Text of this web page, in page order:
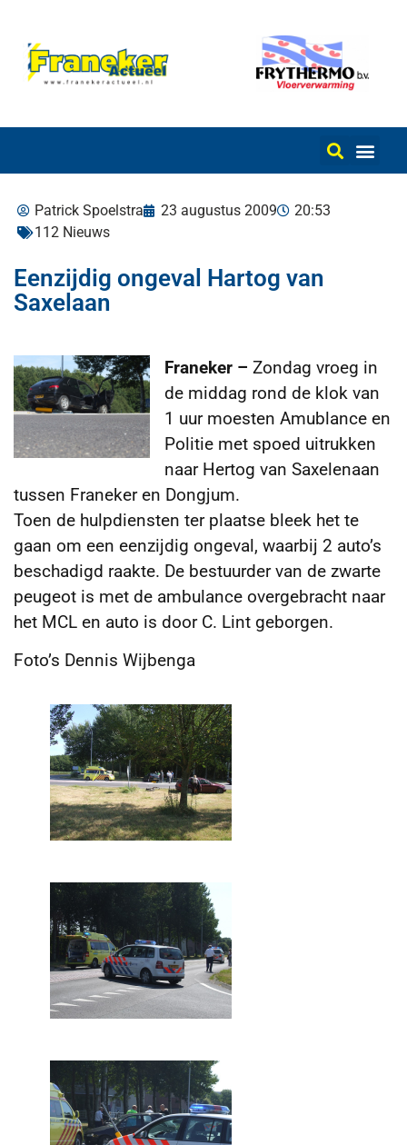
Patrick Spoelstra 23 augustus 2009
20:53
112 Nieuws
Eenzijdig ongeval Hartog van
Saxelaan
Franeker – Zondag vroeg in
de middag rond de klok van
1 uur moesten Amublance en
Politie met spoed uitrukken
naar Hertog van Saxelenaan
tussen Franeker en Dongjum.
Toen de hulpdiensten ter plaatse bleek het te
gaan om een eenzijdig ongeval, waarbij 2 auto’s
beschadigd raakte. De bestuurder van de zwarte
peugeot is met de ambulance overgebracht naar
het MCL en auto is door C. Lint geborgen.
Foto’s Dennis Wijbenga